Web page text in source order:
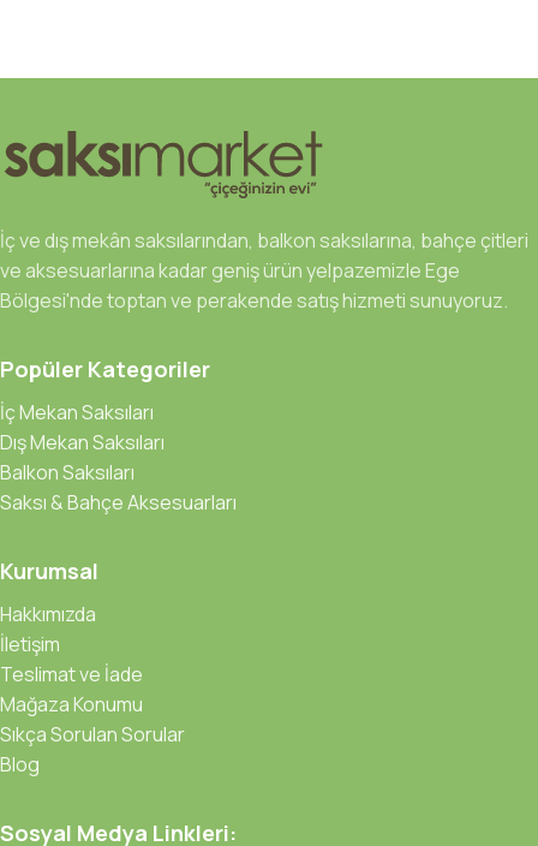
İç ve dış mekân saksılarından, balkon saksılarına, bahçe çitleri
ve aksesuarlarına kadar geniş ürün yelpazemizle Ege
Bölgesi'nde toptan ve perakende satış hizmeti sunuyoruz.
Popüler Kategoriler
İç Mekan Saksıları
Dış Mekan Saksıları
Balkon Saksıları
Saksı & Bahçe Aksesuarları
Kurumsal
Hakkımızda
İletişim
Teslimat ve İade
Mağaza Konumu
Sıkça Sorulan Sorular
Blog
Sosyal Medya Linkleri: